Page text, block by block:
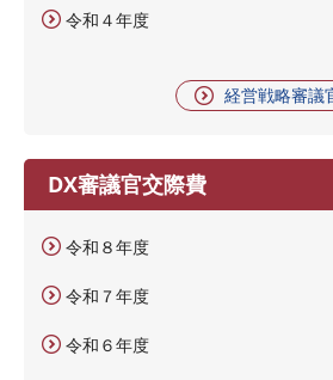
令和４年度
経営戦略審議
DX審議官交際費
令和８年度
令和７年度
令和６年度